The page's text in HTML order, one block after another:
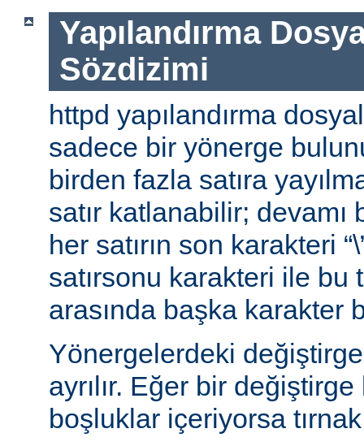
Yapılandırma
Sözdizimi
httpd yapılandırma
sadece bir yönerge
birden fazla satıra
satır katlanabilir; devamı
her satırın son karakteri
satırsonu karakteri ile bu
arasında başka karakter
Yönergelerdeki
ayrılır. Eğer bir
boşluklar içeriyorsa tırnak